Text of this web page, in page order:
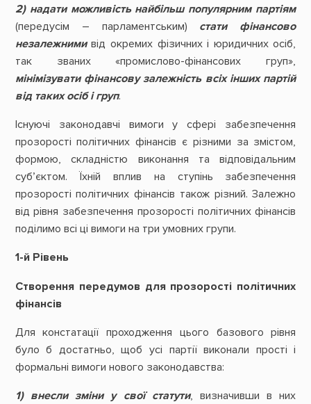
2) надати можливість найбільш популярним партіям
(передусім – парламентським) стати фінансово
незалежнимивід окремих фізичних і юридичних осіб,
так званих «промислово-фінансових груп»,
мінімізувати фінансову залежність всіх інших партій
від таких осіб і груп.
Існуючі законодавчі вимоги у сфері забезпечення
прозорості політичних фінансів є різними за змістом,
формою, складністю виконання та відповідальним
суб’єктом. Їхній вплив на ступінь забезпечення
прозорості політичних фінансів також різний. Залежно
від рівня забезпечення прозорості політичних фінансів
поділимо всі ці вимоги на три умовних групи.
1-й Рівень
Створення передумов для прозорості політичних
фінансів
Для констатації проходження цього базового рівня
було б достатньо, щоб усі партії виконали прості і
формальні вимоги нового законодавства:
1) внесли зміни у свої статути, визначивши в них